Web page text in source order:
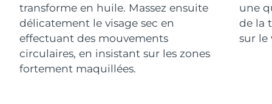
transforme en huile. Massez ensuite
délicatement le visage sec en
effectuant des mouvements
circulaires, en insistant sur les zones
fortement maquillées.
une
de la
sur le